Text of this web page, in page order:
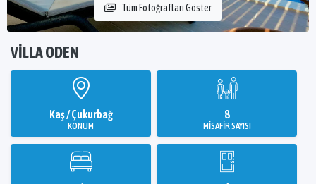
Tüm Fotoğrafları Göster
VILLA ODEN
Kaş / Çukurbağ
KONUM
8
MISAFIR SAYISI